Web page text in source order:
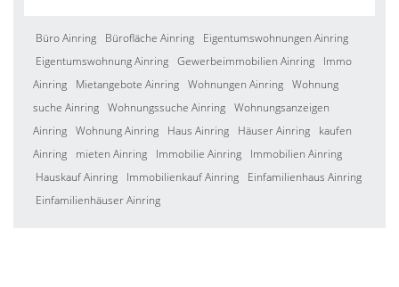
Büro Ainring Bürofläche Ainring
Eigentumswohnungen Ainring
Eigentumswohnung Ainring Gewerbeimmobilien Ainring
Immo
Ainring
Mietangebote Ainring Wohnungen Ainring Wohnung
suche Ainring Wohnungssuche Ainring Wohnungsanzeigen
Ainring Wohnung Ainring Haus Ainring Häuser Ainring
kaufen
Ainring
mieten Ainring Immobilie Ainring
Immobilien Ainring
Hauskauf Ainring
Immobilienkauf Ainring
Einfamilienhaus Ainring
Einfamilienhäuser Ainring